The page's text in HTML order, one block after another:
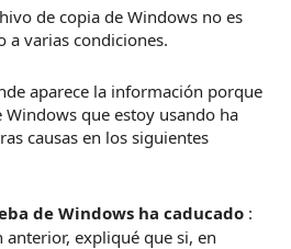
de copia de Windows no es
a varias condiciones.
aparece la información porque
que estoy usando ha
causas en los siguientes
de Windows ha caducado :
anterior, expliqué que si, en